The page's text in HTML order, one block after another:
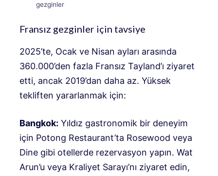
gezginler
Fransız gezginler için tavsiye
2025’te, Ocak ve Nisan ayları arasında
360.000’den fazla Fransız Tayland’ı ziyaret
etti, ancak 2019’dan daha az. Yüksek
tekliften yararlanmak için:
Bangkok: Yıldız gastronomik bir deneyim
için Potong Restaurant’ta Rosewood veya
Dine gibi otellerde rezervasyon yapın. Wat
Arun’u veya Kraliyet Sarayı’nı ziyaret edin,